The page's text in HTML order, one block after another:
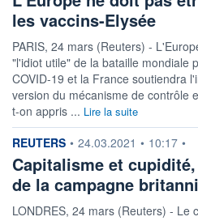
les vaccins-Elysée
PARIS, 24 mars (Reuters) -
"l'idiot utile" de la bataille mondiale
COVID-19 et la France soutiendra
version du mécanisme de contrôle
t-on appris ... Lire la suite
information fournie par
REUTERS • 24.03.2021 • 10:17 •
Capitalisme et
de la campagne
LONDRES, 24 mars (Reuters) - Le